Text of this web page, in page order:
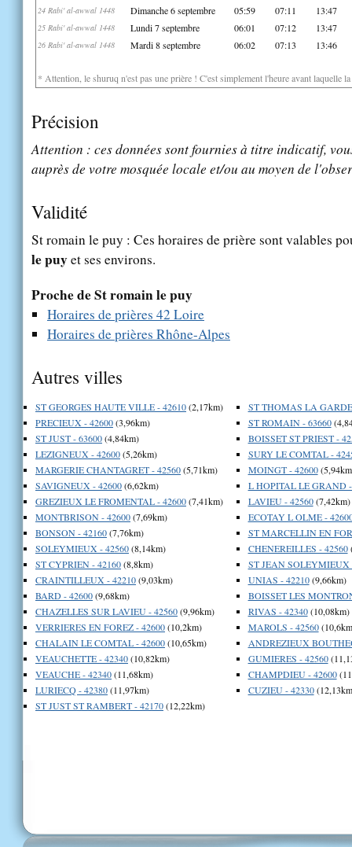
24 Rabi' al-awwal 1448 Dimanche 6 septembre 05:59 07:11 13:47
25 Rabi' al-awwal 1448 Lundi 7 septembre 06:01 07:12 13:47
26 Rabi' al-awwal 1448 Mardi 8 septembre 06:02 07:13 13:46
* Attention, le shuruq n'est pas une prière ! C'est simplement l'heure avant laquelle
Précision
Attention : ces données sont fournies à titre indicatif,
auprès de votre mosquée locale et/ou au moyen de
Validité
St romain le puy : Ces horaires de prière sont valables
le puyet ses environs.
Proche de St romain le puy
Horaires de prières 42 Loire
Horaires de prières Rhône-Alpes
Autres villes
ST GEORGES HAUTE VILLE - 42610(2,17km)
PRECIEUX - 42600(3,96km)
ST JUST - 63600(4,84km)
LEZIGNEUX - 42600(5,26km)
MARGERIE CHANTAGRET - 42560(5,71km)
SAVIGNEUX - 42600(6,62km)
GREZIEUX LE FROMENTAL - 42600(7,41km)
MONTBRISON - 42600(7,69km)
BONSON - 42160(7,76km)
SOLEYMIEUX - 42560(8,14km)
ST CYPRIEN - 42160(8,8km)
CRAINTILLEUX - 42210(9,03km)
BARD - 42600(9,68km)
CHAZELLES SUR LAVIEU - 42560(9,96km)
VERRIERES EN FOREZ - 42600(10,2km)
CHALAIN LE COMTAL - 42600(10,65km)
VEAUCHETTE - 42340(10,82km)
VEAUCHE - 42340(11,68km)
LURIECQ - 42380(11,97km)
ST JUST ST RAMBERT - 42170(12,22km)
ST THOMAS LA
ST ROMAIN - 63660
BOISSET ST PRIEST -
SURY LE COMTAL -
MOINGT - 42600
L HOPITAL LE GRAND
LAVIEU - 42560(7,42km)
ECOTAY L OLME -
ST MARCELLIN EN
CHENEREILLES - 42560
ST JEAN SOLEYMIEUX
UNIAS - 42210(9,66km)
BOISSET LES
RIVAS - 42340(10,08km)
MAROLS - 42560
ANDREZIEUX
GUMIERES - 42560
CHAMPDIEU - 42600
CUZIEU - 42330